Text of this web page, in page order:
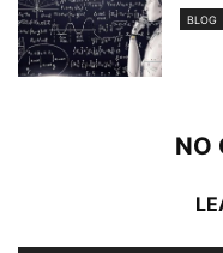
BLOG
NO